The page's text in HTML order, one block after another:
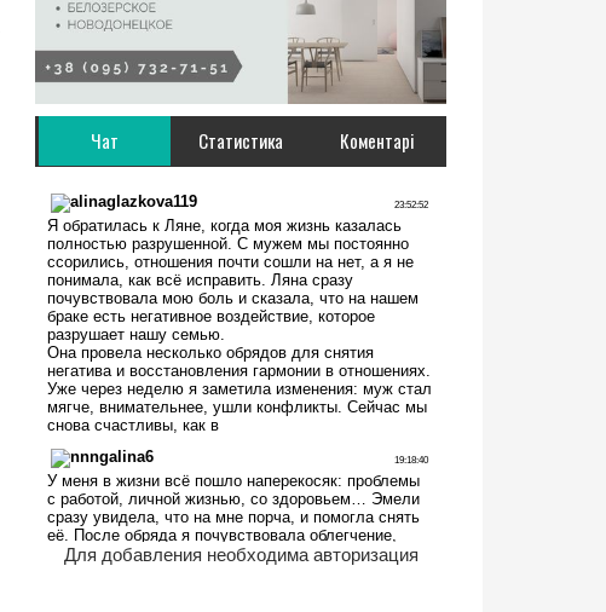
Чат Статистика Коментарі
Для добавления необходима авторизация